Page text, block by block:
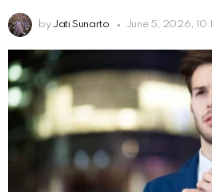
by Jati Sunarto June 5, 2026,